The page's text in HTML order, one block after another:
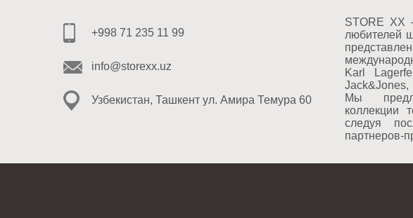
+998 71 235 11 99
info@storexx.uz
Узбекистан, Ташкент ул. Амира Темура 60
STORE XX
любителей
Karl
Мы
коллекции
следуя
партнеров-